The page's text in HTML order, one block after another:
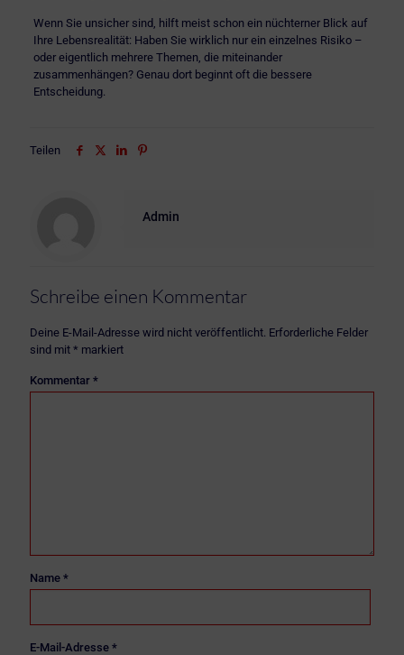
Wenn Sie unsicher sind, hilft meist schon ein nüchterner Blick auf
Ihre Lebensrealität: Haben Sie wirklich nur ein einzelnes Risiko –
oder eigentlich mehrere Themen, die miteinander
zusammenhängen? Genau dort beginnt oft die bessere
Entscheidung.
Teilen
Admin
Schreibe einen Kommentar
Deine E-Mail-Adresse wird nicht veröffentlicht. Erforderliche Felder
sind mit * markiert
Kommentar *
Name *
E-Mail-Adresse *